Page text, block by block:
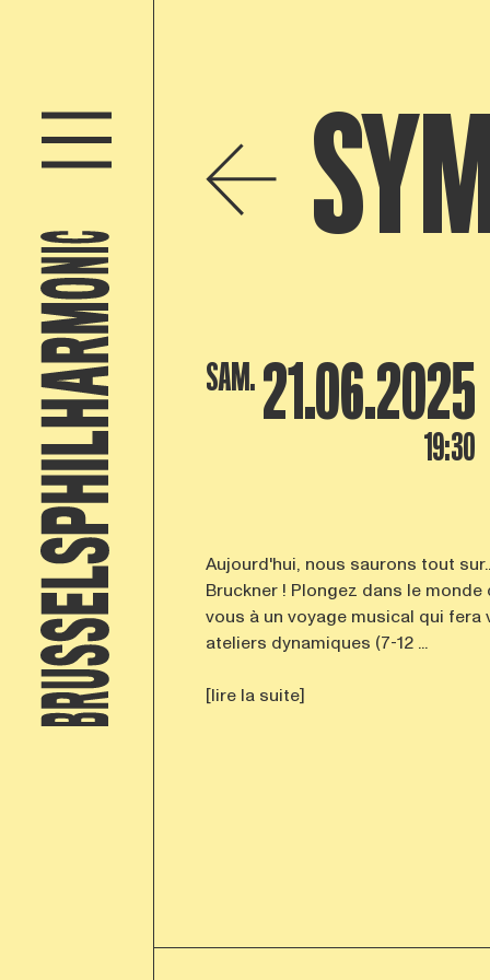
SAM. 21.06.2025
19:30
Aujourd'hui, nous saurons tout
Bruckner ! Plongez dans le
vous à un voyage musical qui
ateliers dynamiques (7-12 ...
[lire la suite]